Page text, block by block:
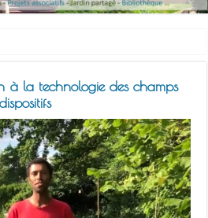
à la technologie des champs